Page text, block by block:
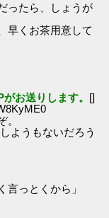
ったら、しょうが
お茶用意して
お送りします。 []
。
うもないだろう
っとくから」